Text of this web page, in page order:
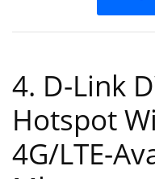
4. D-Link
Hotspot
4G/LTE-